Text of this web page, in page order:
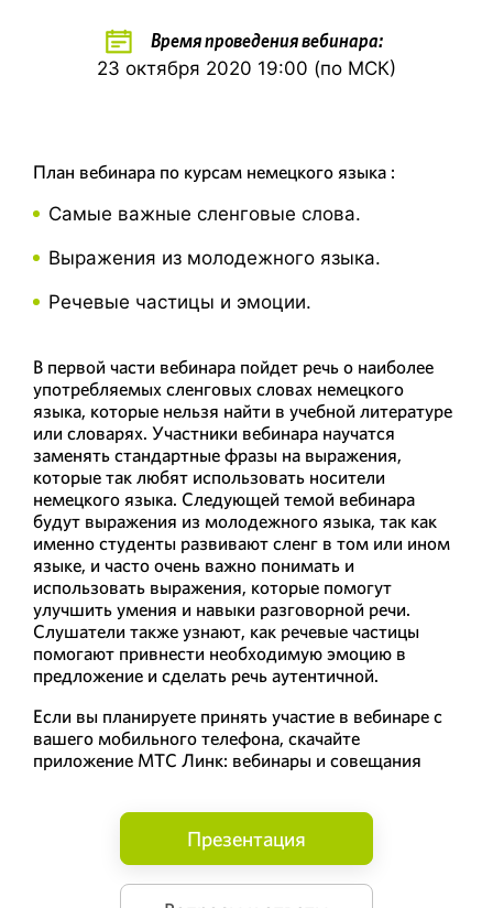
Время проведения вебинара:
23 октября 2020 19:00 (по МСК)
План вебинара по курсам немецкого языка :
Самые важные сленговые слова.
Выражения из молодежного языка.
Речевые частицы и эмоции.
В первой части вебинара пойдет речь о наиболее
употребляемых сленговых словах немецкого
языка, которые нельзя найти в учебной литературе
или словарях. Участники вебинара научатся
заменять стандартные фразы на выражения,
которые так любят использовать носители
немецкого языка. Следующей темой вебинара
будут выражения из молодежного языка, так как
именно студенты развивают сленг в том или ином
языке, и часто очень важно понимать и
использовать выражения, которые помогут
улучшить умения и навыки разговорной речи.
Слушатели также узнают, как речевые частицы
помогают привнести необходимую эмоцию в
предложение и сделать речь аутентичной.
Если вы планируете принять участие в вебинаре с
вашего мобильного телефона, скачайте
приложение МТС Линк: вебинары и совещания
Презентация